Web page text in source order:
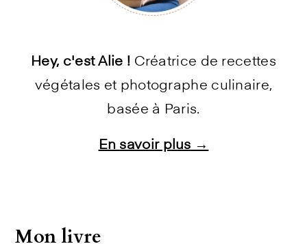
Hey, c'est Alie ! Créatrice de recettes
végétales et photographe culinaire,
basée à Paris.
En savoir plus →
Mon livre